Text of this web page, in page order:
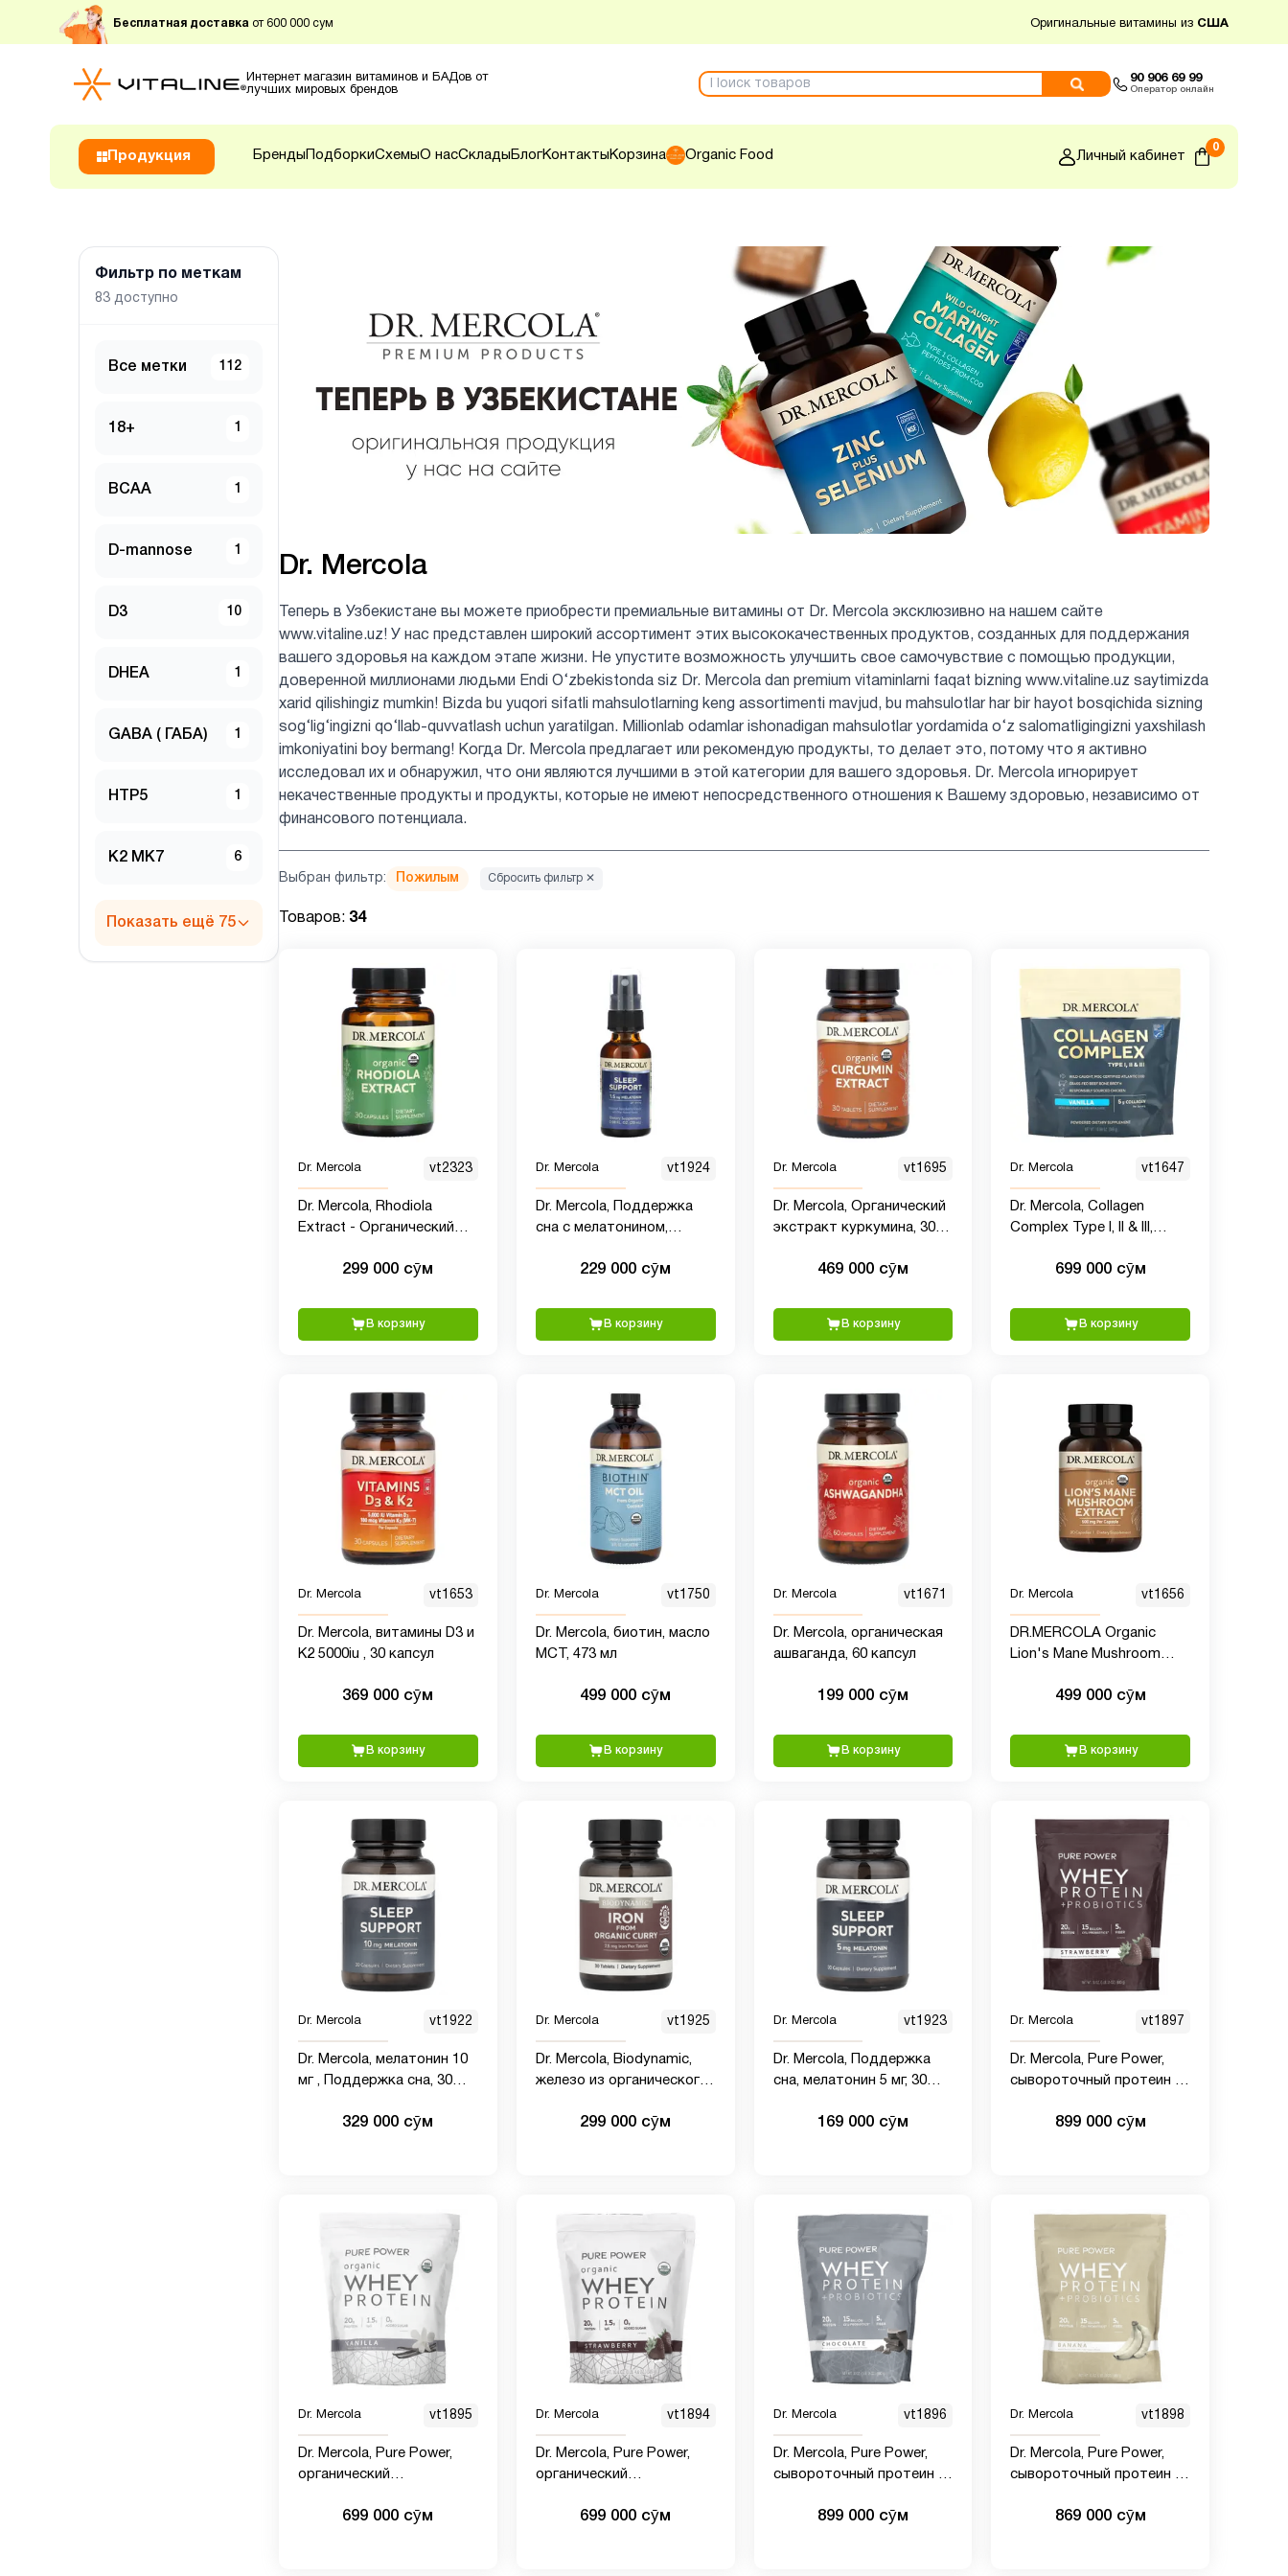
Бесплатная доставка от 600 000 сум Оригинальные витамины из США
Интернет магазин витаминов и БАДов от
лучших мировых брендов
90 906 69 99
Оператор онлайн
Продукция Бренды ПодборкиСхемыО насСклады БлогКонтакты Корзина Organic Food Личный кабинет
0
Фильтр по меткам
83 доступно
Все метки 112
18+ 1
BCAA 1
D-mannose 1
D3 10
DHEA 1
GABA ( ГАБА) 1
HTP5 1
K2 MK7 6
Показать ещё 75
Dr. Mercola
Теперь в Узбекистане вы можете приобрести премиальные витамины от Dr. Mercola эксклюзивно на нашем сайте
www.vitaline.uz! У нас представлен широкий ассортимент этих высококачественных продуктов, созданных для поддержания
вашего здоровья на каждом этапе жизни. Не упустите возможность улучшить свое самочувствие с помощью продукции,
доверенной миллионами людьми Endi O‘zbekistonda siz Dr. Mercola dan premium vitaminlarni faqat bizning www.vitaline.uz saytimizda
xarid qilishingiz mumkin! Bizda bu yuqori sifatli mahsulotlarning keng assortimenti mavjud, bu mahsulotlar har bir hayot bosqichida sizning
sog‘lig‘ingizni qo‘llab-quvvatlash uchun yaratilgan. Millionlab odamlar ishonadigan mahsulotlar yordamida o‘z salomatligingizni yaxshilash
imkoniyatini boy bermang! Когда Dr. Mercola предлагает или рекомендую продукты, то делает это, потому что я активно
исследовал их и обнаружил, что они являются лучшими в этой категории для вашего здоровья. Dr. Mercola игнорирует
некачественные продукты и продукты, которые не имеют непосредственного отношения к Вашему здоровью, независимо от
финансового потенциала.
Выбран фильтр: Пожилым Сбросить фильтр ✕
Товаров: 34
Dr. Mercola vt2323
Dr. Mercola, Rhodiola
Extract - Органический
299 000 сӯм
В корзину
Dr. Mercola vt1924
Dr. Mercola, Поддержка
сна с мелатонином,
вкус, 25 мл для детей и
229 000 сӯм
В корзину
Dr. Mercola vt1695
Dr. Mercola, Органический
экстракт куркумина, 30
469 000 сӯм
В корзину
Dr. Mercola vt1647
Dr. Mercola, Collagen
Complex Type l, ll & lll,
699 000 сӯм
В корзину
Dr. Mercola vt1653
Dr. Mercola, витамины D3 и
K2 5000iu , 30 капсул
369 000 сӯм
В корзину
Dr. Mercola vt1750
Dr. Mercola, биотин, масло
MCT, 473 мл
499 000 сӯм
В корзину
Dr. Mercola vt1671
Dr. Mercola, органическая
ашваганда, 60 капсул
199 000 сӯм
В корзину
Dr. Mercola vt1656
DR.MERCOLA Organic
Lion's Mane Mushroom
львиной гривы
499 000 сӯм
В корзину
Dr. Mercola vt1922
Dr. Mercola, мелатонин 10
мг , Поддержка сна, 30
329 000 сӯм
Dr. Mercola vt1925
Dr. Mercola, Biodynamic,
железо из органического
299 000 сӯм
Dr. Mercola vt1923
Dr. Mercola, Поддержка
сна, мелатонин 5 мг, 30
169 000 сӯм
Dr. Mercola vt1897
Dr. Mercola, Pure Power,
сывороточный протеин с
клубники, 880 г (1 фунт 15
899 000 сӯм
Dr. Mercola vt1895
Dr. Mercola, Pure Power,
органический
со вкусом ванили, 585 г (1
699 000 сӯм
Dr. Mercola vt1894
Dr. Mercola, Pure Power,
органический
со вкусом клубники, 585 г
699 000 сӯм
Dr. Mercola vt1896
Dr. Mercola, Pure Power,
сывороточный протеин с
фунт 15 унций)
899 000 сӯм
Dr. Mercola vt1898
Dr. Mercola, Pure Power,
сывороточный протеин с
банана, 880 г (1 фунт 15
869 000 сӯм